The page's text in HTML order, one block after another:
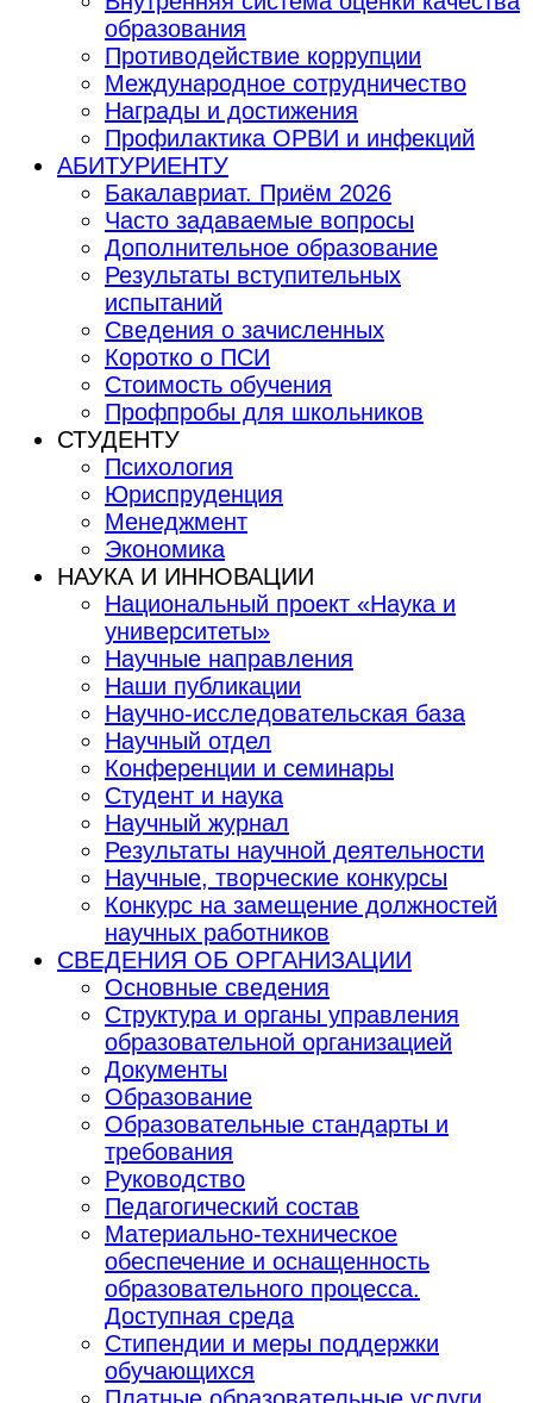
образования
Противодействие коррупции
Международное сотрудничество
Награды и достижения
Профилактика ОРВИ и инфекций
АБИТУРИЕНТУ
Бакалавриат. Приём 2026
Часто задаваемые вопросы
Дополнительное образование
Результаты вступительных
испытаний
Сведения о зачисленных
Коротко о ПСИ
Стоимость обучения
Профпробы для школьников
СТУДЕНТУ
Психология
Юриспруденция
Менеджмент
Экономика
НАУКА И ИННОВАЦИИ
Национальный проект «Наука и
университеты»
Научные направления
Наши публикации
Научно-исследовательская база
Научный отдел
Конференции и семинары
Студент и наука
Научный журнал
Результаты научной деятельности
Научные, творческие конкурсы
Конкурс на замещение должностей
научных работников
СВЕДЕНИЯ ОБ ОРГАНИЗАЦИИ
Основные сведения
Структура и органы управления
образовательной организацией
Документы
Образование
Образовательные стандарты и
требования
Руководство
Педагогический состав
Материально-техническое
обеспечение и оснащенность
образовательного процесса.
Доступная среда
Стипендии и меры поддержки
обучающихся